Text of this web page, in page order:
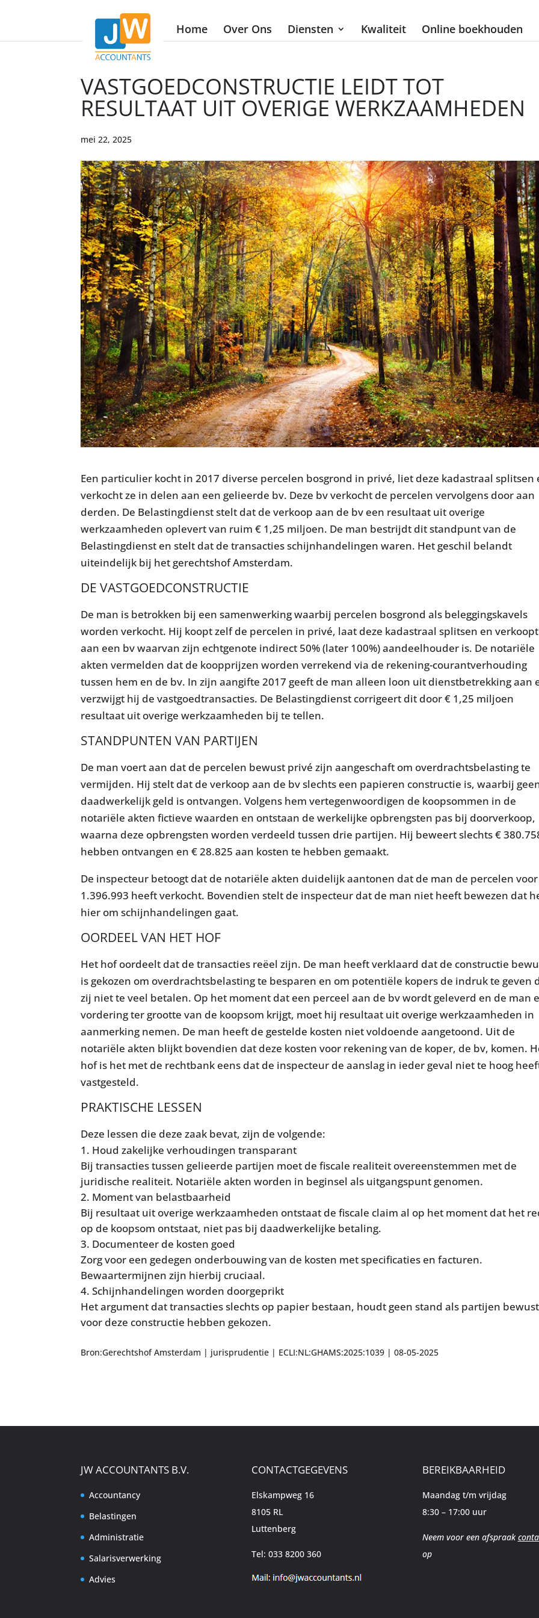
Home Over Ons Diensten Kwaliteit Online boekhouden
VASTGOEDCONSTRUCTIE LEIDT TOT
RESULTAAT UIT OVERIGE WERKZAAMHEDEN
mei 22, 2025
Een particulier kocht in 2017 diverse percelen bosgrond in privé, liet deze kadastraal splitsen
verkocht ze in delen aan een gelieerde bv. Deze bv verkocht de percelen vervolgens door aan
derden. De Belastingdienst stelt dat de verkoop aan de bv een resultaat uit overige
werkzaamheden oplevert van ruim € 1,25 miljoen. De man bestrijdt dit standpunt van de
Belastingdienst en stelt dat de transacties schijnhandelingen waren. Het geschil belandt
uiteindelijk bij het gerechtshof Amsterdam.
DE VASTGOEDCONSTRUCTIE
De man is betrokken bij een samenwerking waarbij percelen bosgrond als beleggingskavels
worden verkocht. Hij koopt zelf de percelen in privé, laat deze kadastraal splitsen en verkoopt
aan een bv waarvan zijn echtgenote indirect 50% (later 100%) aandeelhouder is. De notariële
akten vermelden dat de koopprijzen worden verrekend via de rekening-courantverhouding
tussen hem en de bv. In zijn aangifte 2017 geeft de man alleen loon uit dienstbetrekking aan
verzwijgt hij de vastgoedtransacties. De Belastingdienst corrigeert dit door € 1,25 miljoen
resultaat uit overige werkzaamheden bij te tellen.
STANDPUNTEN VAN PARTIJEN
De man voert aan dat de percelen bewust privé zijn aangeschaft om overdrachtsbelasting te
vermijden. Hij stelt dat de verkoop aan de bv slechts een papieren constructie is, waarbij
daadwerkelijk geld is ontvangen. Volgens hem vertegenwoordigen de koopsommen in de
notariële akten fictieve waarden en ontstaan de werkelijke opbrengsten pas bij doorverkoop,
waarna deze opbrengsten worden verdeeld tussen drie partijen. Hij beweert slechts €
hebben ontvangen en € 28.825 aan kosten te hebben gemaakt.
De inspecteur betoogt dat de notariële akten duidelijk aantonen dat de man de percelen
1.396.993 heeft verkocht. Bovendien stelt de inspecteur dat de man niet heeft bewezen dat
hier om schijnhandelingen gaat.
OORDEEL VAN HET HOF
Het hof oordeelt dat de transacties reëel zijn. De man heeft verklaard dat de constructie
is gekozen om overdrachtsbelasting te besparen en om potentiële kopers de indruk te geven
zij niet te veel betalen. Op het moment dat een perceel aan de bv wordt geleverd en de man
vordering ter grootte van de koopsom krijgt, moet hij resultaat uit overige werkzaamheden in
aanmerking nemen. De man heeft de gestelde kosten niet voldoende aangetoond. Uit de
notariële akten blijkt bovendien dat deze kosten voor rekening van de koper, de bv, komen.
hof is het met de rechtbank eens dat de inspecteur de aanslag in ieder geval niet te hoog
vastgesteld.
PRAKTISCHE LESSEN
Deze lessen die deze zaak bevat, zijn de volgende:
Houd zakelijke verhoudingen transparant
Bij transacties tussen gelieerde partijen moet de fiscale realiteit overeenstemmen met de
juridische realiteit. Notariële akten worden in beginsel als uitgangspunt genomen.
Moment van belastbaarheid
Bij resultaat uit overige werkzaamheden ontstaat de fiscale claim al op het moment dat het
op de koopsom ontstaat, niet pas bij daadwerkelijke betaling.
Documenteer de kosten goed
Zorg voor een gedegen onderbouwing van de kosten met specificaties en facturen.
Bewaartermijnen zijn hierbij cruciaal.
Schijnhandelingen worden doorgeprikt
Het argument dat transacties slechts op papier bestaan, houdt geen stand als partijen bewust
voor deze constructie hebben gekozen.
Bron:Gerechtshof Amsterdam | jurisprudentie | ECLI:NL:GHAMS:2025:1039 | 08-05-2025
JW ACCOUNTANTS B.V.
Accountancy
Belastingen
Administratie
Salarisverwerking
Advies
CONTACTGEGEVENS
Elskampweg 16
8105 RL
Luttenberg
Tel: 033 8200 360
BEREIKBAARHEID
Maandag t/m vrijdag
8:30 – 17:00 uur
Neem voor een afspraak
op